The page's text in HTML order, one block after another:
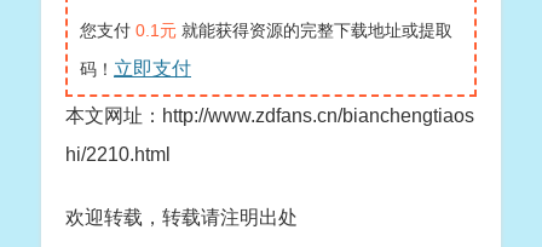
您支付 0.1元 就能获得资源的完整下载地址或提取
码！ 立即支付
本文网址：http://www.zdfans.cn/bianchengtiaos
hi/2210.html
欢迎转载，转载请注明出处